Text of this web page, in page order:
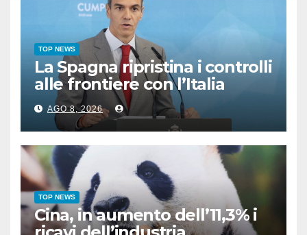
TOP NEWS
La Spagna ripristina i controlli
alle frontiere con l’Italia
AGO 8, 2026
TOP NEWS
Cina, in aumento dell’11,3% i